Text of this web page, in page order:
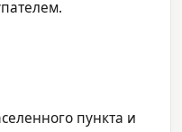
пункта и